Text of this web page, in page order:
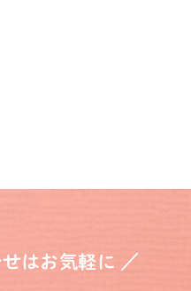
はお気軽に ／